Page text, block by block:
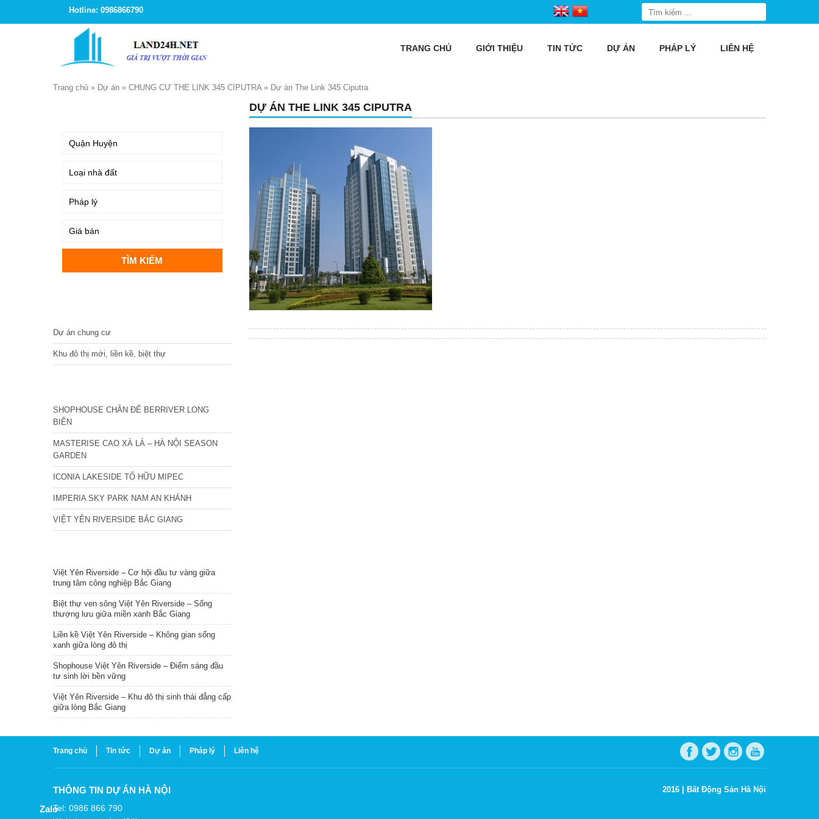
Hotline: 0986866790
TRANG CHỦ GIỚI THIỆU TIN TỨC DỰ ÁN PHÁP LÝ LIÊN HỆ
Trang chủ » Dự án » CHUNG CƯ THE LINK 345 CIPUTRA» Dự án The Link 345 Ciputra
DỰ ÁN THE LINK 345 CIPUTRA
Dự án chung cư
Khu đô thị mới, liền kề, biệt thự
SHOPHOUSE CHÂN ĐẾ BERRIVER LONG
BIÊN
MASTERISE CAO XÀ LÁ – HÀ NỘI SEASON
GARDEN
ICONIA LAKESIDE TỐ HỮU MIPEC
IMPERIA SKY PARK NAM AN KHÁNH
VIỆT YÊN RIVERSIDE BẮC GIANG
Việt Yên Riverside – Cơ hội đầu tư vàng giữa
trung tâm công nghiệp Bắc Giang
Biệt thự ven sông Việt Yên Riverside – Sống
thượng lưu giữa miền xanh Bắc Giang
Liền kề Việt Yên Riverside – Không gian sống
xanh giữa lòng đô thị
Shophouse Việt Yên Riverside – Điểm sáng đầu
tư sinh lời bền vững
Việt Yên Riverside – Khu đô thị sinh thái đẳng cấp
giữa lòng Bắc Giang
Trang chủ Tin tức Dự án Pháp lý Liên hệ
THÔNG TIN DỰ ÁN HÀ NỘI
Tel: 0986 866 790
2016 | Bất Động Sản Hà Nội
Zalo